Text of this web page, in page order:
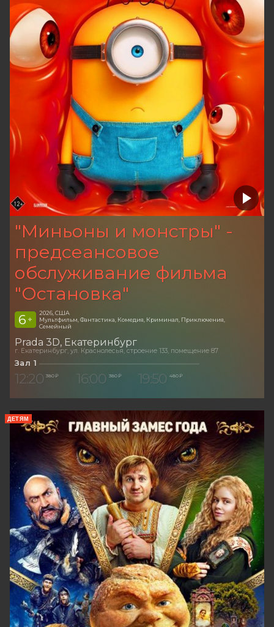
"Миньоны и монстры" -
предсеансовое
обслуживание фильма
"Остановка"
6 +
2026, США
Мультфильм, Фантастика, Комедия, Криминал, Приключения,
Семейный
Prada 3D Екатеринбург
г. Екатеринбург, ул. Краснолесья, строение 133, помещение 87
Зал 1
12:20 380 ₽ 16:00 380 ₽ 19:50 480 ₽
ДЕТЯМ